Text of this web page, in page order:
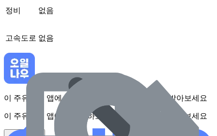
정비 없음
고속도로 없음
이 주유소를 앱에서 확인하고 최대 1만원 혜택을 받아보세요
이 주유소를 앱에서 확인하고 최대 1만원 혜택을 받아보세요